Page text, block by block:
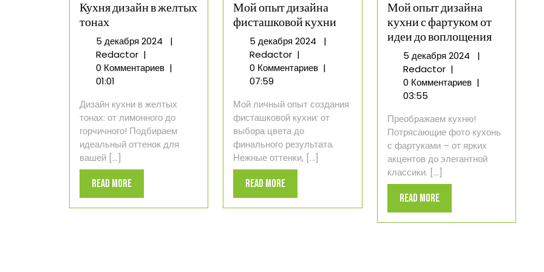
Кухня дизайн в желтых
тонах
5 декабря 20245
2024
|
RedactorКухня
дизайн
тонах
|
0 Комментариев |
01:01
Дизайн кухни в желтых
тонах: от лимонного до
горчичного! Подбираем
идеальный оттенок для
вашей [...]
Read MoreRead
More
Мой опыт дизайна
фисташковой кухни
5 декабря 2024
2024
|
RedactorМой
опыт
кухни
|
0 Комментариев |
07:59
Мой личный опыт создания
фисташковой кухни: от
выбора цвета до
финального результата.
Нежные оттенки, [...]
Read MoreRead
More
Мой опыт дизайна
кухни с фартуком от
идеи до воплощения
5 декабря 2024
2024
|
RedactorМой
опыт
с
фартуком
от
идеи
|
0 Комментариев |
03:55
Преображаем кухню!
Потрясающие фото кухонь
с фартуками – от ярких
акцентов до элегантной
классики. [...]
Read MoreRead
More